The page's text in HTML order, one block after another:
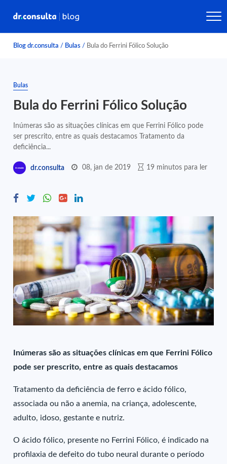
Blog dr.consulta / Bulas / Bula do Ferrini Fólico Solução
Bulas
Bula do Ferrini Fólico Solução
Inúmeras são as situações clínicas em que Ferrini Fólico pode
ser prescrito, entre as quais destacamos Tratamento da
deficiência...
dr.consulta 08, jan de 2019 19 minutos para ler
Inúmeras são as situações clínicas em que Ferrini Fólico
pode ser prescrito, entre as quais destacamos
Tratamento da deficiência de ferro e ácido fólico,
associada ou não a anemia, na criança, adolescente,
adulto, idoso, gestante e nutriz.
O ácido fólico, presente no Ferrini Fólico, é indicado na
profilaxia de defeito do tubo neural durante o período